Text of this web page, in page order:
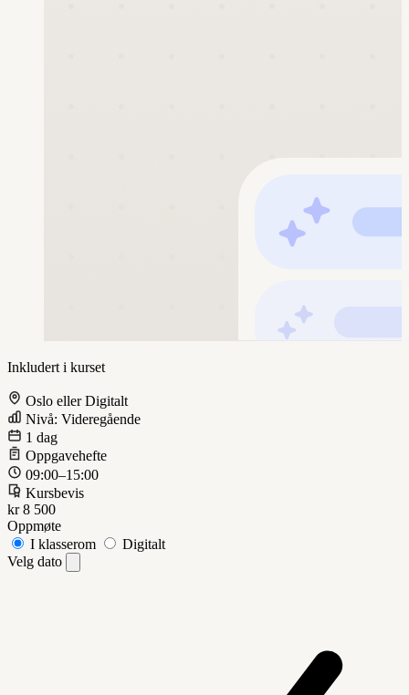
Inkludert i kurset
Oslo eller Digitalt
Nivå: Videregående
1 dag
Oppgavehefte
09:00–15:00
Kursbevis
kr 8 500
Oppmøte
I klasserom
Digitalt
Velg dato